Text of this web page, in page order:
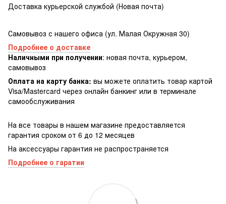
Доставка курьерской службой (Новая почта)
Самовывоз с нашего офиса (ул. Малая Окружная 30)
Подробнее о доставке
Наличными при получении: новая почта, курьером,
самовывоз
Оплата на карту банка: вы можете оплатить товар картой
Visa/Masterсard через онлайн банкинг или в терминале
самообслуживания
На все товары в нашем магазине предоставляется
гарантия сроком от 6 до 12 месяцев
На аксессуары гарантия не распространяется
Подробнее о гаратии